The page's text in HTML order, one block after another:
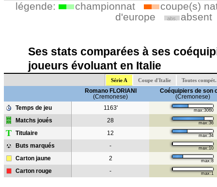
légende: championnat
coupe(s)
d'europe
abs. absent
Ses stats comparées à ses
joueurs évoluant en Italie
Série A Coupe d'Italie Toutes compét.
Romano FLORIANI
(Cremonese)
Coéquipiers de son
(Cremonese)
Temps de jeu
1163' max:3060
Matchs joués 28 max:36
T Titulaire 12 max:34
Buts marqués - max:10
Carton jaune 2 max:8
Carton rouge - max:1